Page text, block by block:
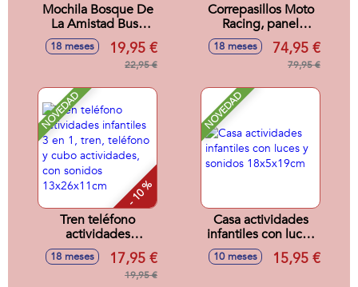
Mochila Bosque De
La Amistad Busy
Bea Fisher-Price
28x8x29 cm
18 meses 19,95 €
22,95 €
Correpasillos Moto
Racing, panel
interactivo y 2
modos de derrape,
con luces y sonidos
18 meses 74,95 €
79,95 €
NOVEDAD
- 10 %
Tren teléfono
actividades
infantiles 3 en 1,
tren, teléfono y
cubo actividades,
18 meses 17,95 €
19,95 €
NOVEDAD
Casa actividades
infantiles con luces
y sonidos
18x5x19cm
10 meses 15,95 €